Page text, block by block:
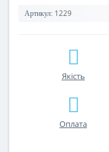
Артикул: 1229
Якість
Оплата